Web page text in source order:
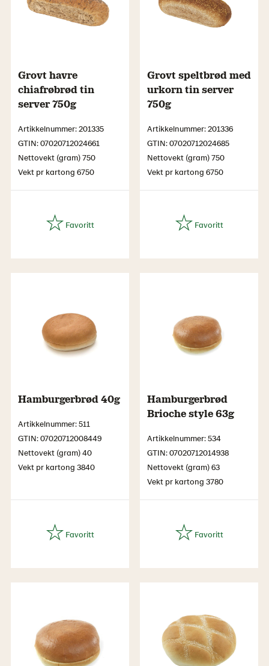
Grovt havre
chiafrøbrød tin
server 750g
Artikkelnummer: 201335
GTIN: 07020712024661
Nettovekt (gram) 750
Vekt pr kartong 6750
Grovt speltbrød med
urkorn tin server
750g
Artikkelnummer: 201336
GTIN: 07020712024685
Nettovekt (gram) 750
Vekt pr kartong 6750
Hamburgerbrød 40g
Artikkelnummer: 511
GTIN: 07020712008449
Nettovekt (gram) 40
Vekt pr kartong 3840
Hamburgerbrød
Brioche style 63g
Artikkelnummer: 534
GTIN: 07020712014938
Nettovekt (gram) 63
Vekt pr kartong 3780